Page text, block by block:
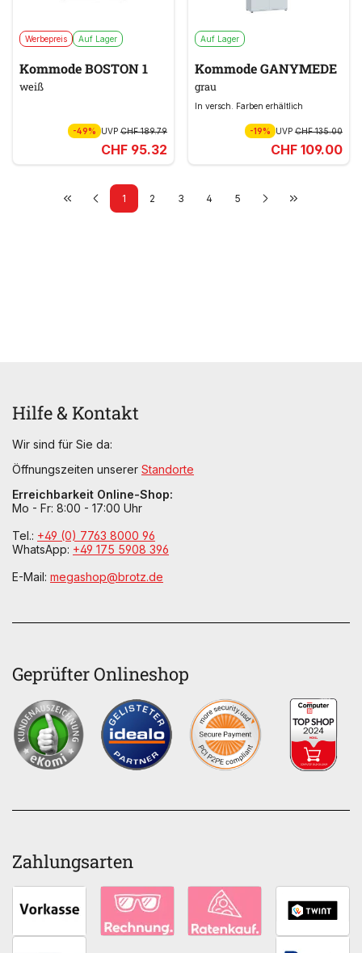
Werbepreis Auf Lager
Kommode BOSTON 1
weiß
-49% UVP CHF 189.79
CHF 95.32
Auf Lager
Kommode GANYMEDE
grau
In versch. Farben erhältlich
-19% UVPCHF 135.00
CHF 109.00
1 2 3 4 5
Hilfe & Kontakt
Wir sind für Sie da:
Öffnungszeiten unserer Standorte
Erreichbarkeit Online-Shop:
Mo - Fr: 8:00 - 17:00 Uhr
Tel.: +49 (0) 7763 8000 96
WhatsApp: +49 175 5908 396
E-Mail: megashop@brotz.de
Geprüfter Onlineshop
Zahlungsarten